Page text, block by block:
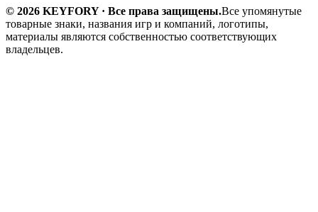
© 2026 KEYFORY · Все права защищены.Все упомянутые
товарные знаки, названия игр и компаний, логотипы,
материалы являются собственностью соответствующих
владельцев.